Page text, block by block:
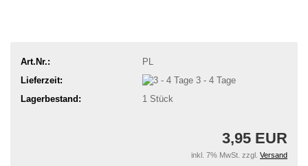
Art.Nr.:
PL
Lieferzeit:
3 - 4 Tage
Lagerbestand:
1 Stück
3,95 EUR
inkl. 7% MwSt. zzgl. Versand